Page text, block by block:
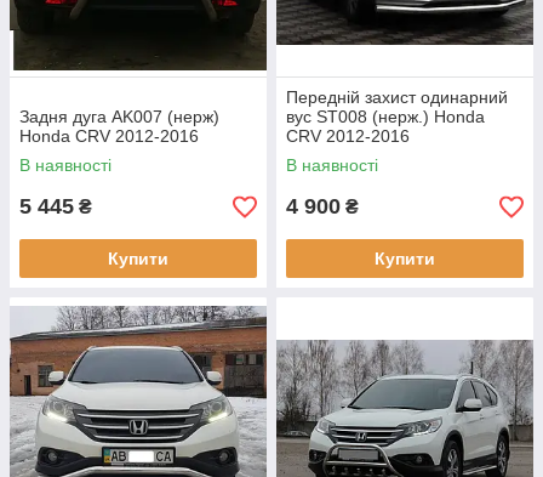
Задня дуга AK007 (нерж)
Honda CRV 2012-2016
В наявності
5 445 ₴
Купити
Передній захист одинарний
вус ST008 (нерж.) Honda
CRV 2012-2016
В наявності
4 900 ₴
Купити